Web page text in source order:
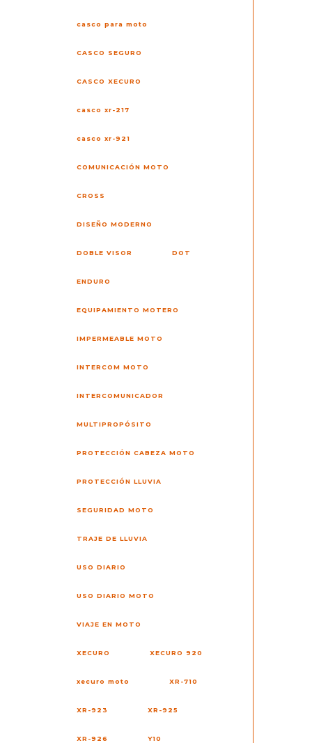
casco para moto
CASCO SEGURO
CASCO XECURO
casco xr-217
casco xr-921
COMUNICACIÓN MOTO
CROSS
DISEÑO MODERNO
DOBLE VISOR DOT
ENDURO
EQUIPAMIENTO MOTERO
IMPERMEABLE MOTO
INTERCOM MOTO
INTERCOMUNICADOR
MULTIPROPÓSITO
PROTECCIÓN CABEZA MOTO
PROTECCIÓN LLUVIA
SEGURIDAD MOTO
TRAJE DE LLUVIA
USO DIARIO
USO DIARIO MOTO
VIAJE EN MOTO
XECURO XECURO 920
xecuro moto XR-710
XR-923 XR-925
XR-926 Y10